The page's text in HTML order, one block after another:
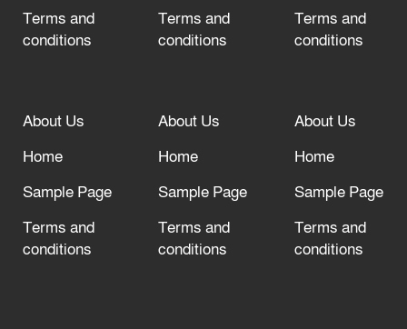
Terms and
conditions
Terms and
conditions
Terms and
conditions
About Us
Home
Sample Page
Terms and
conditions
About Us
Home
Sample Page
Terms and
conditions
About Us
Home
Sample Page
Terms and
conditions